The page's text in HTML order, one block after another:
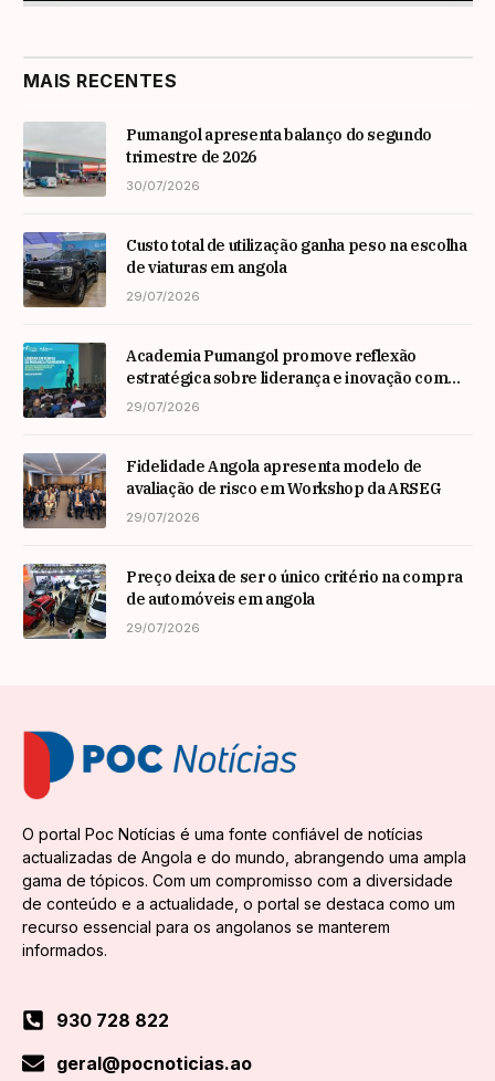
MAIS RECENTES
Pumangol apresenta balanço do segundo
trimestre de 2026
30/07/2026
Custo total de utilização ganha peso na escolha
de viaturas em angola
29/07/2026
Academia Pumangol promove reflexão
estratégica sobre liderança e inovação com
especialista internacional Nadim Habib
29/07/2026
Fidelidade Angola apresenta modelo de
avaliação de risco em Workshop da ARSEG
29/07/2026
Preço deixa de ser o único critério na compra
de automóveis em angola
29/07/2026
O portal Poc Notícias é uma fonte confiável de notícias
actualizadas de Angola e do mundo, abrangendo uma ampla
gama de tópicos. Com um compromisso com a diversidade
de conteúdo e a actualidade, o portal se destaca como um
recurso essencial para os angolanos se manterem
informados.
930 728 822
geral@pocnoticias.ao